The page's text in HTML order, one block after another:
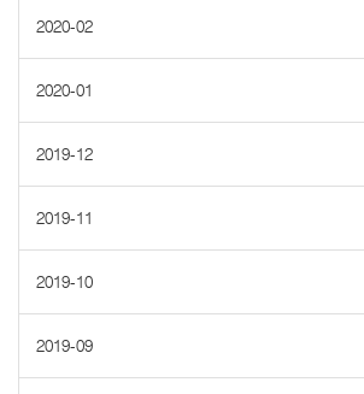
2020-02
2020-01
2019-12
2019-11
2019-10
2019-09